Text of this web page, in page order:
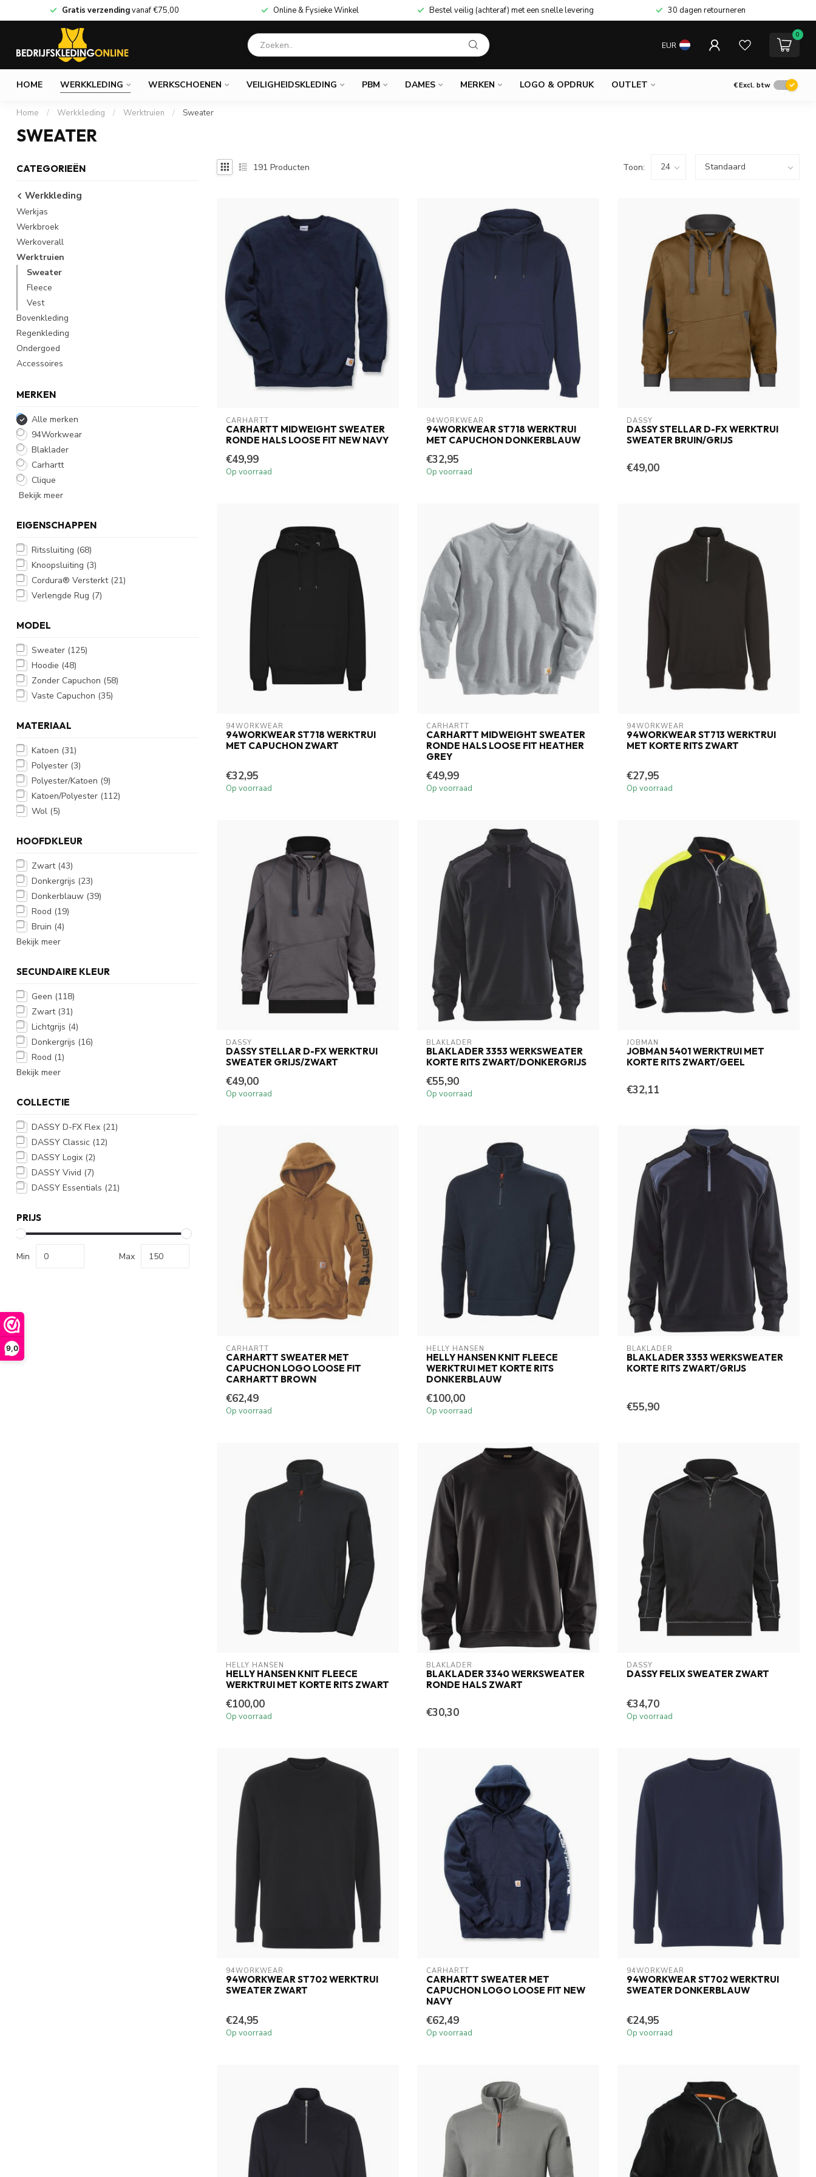
9,0
Gratis verzendingvanaf€75,00 Online & Fysieke Winkel Bestel veilig (achteraf) met een snelle levering 30 dagen retourneren
EUR
0
HOME WERKKLEDING WERKSCHOENEN VEILIGHEIDSKLEDING PBM DAMES MERKEN LOGO & OPDRUK OUTLET €Excl. btw
Home / Werkkleding / Werktruien / Sweater
SWEATER
CATEGORIEËN
Werkkleding
Werkjas
Werkbroek
Werkoverall
Werktruien
Sweater
Fleece
Vest
Bovenkleding
Regenkleding
Ondergoed
Accessoires
MERKEN
Alle merken
94Workwear
Blaklader
Carhartt
Clique
Bekijk meer
EIGENSCHAPPEN
Ritssluiting (68)
Knoopsluiting (3)
Cordura® Versterkt (21)
Verlengde Rug (7)
MODEL
Sweater (125)
Hoodie (48)
Zonder Capuchon (58)
Vaste Capuchon (35)
MATERIAAL
Katoen (31)
Polyester (3)
Polyester/Katoen (9)
Katoen/Polyester (112)
Wol (5)
HOOFDKLEUR
Zwart (43)
Donkergrijs (23)
Donkerblauw (39)
Rood (19)
Bruin (4)
Bekijk meer
SECUNDAIRE KLEUR
Geen (118)
Zwart (31)
Lichtgrijs (4)
Donkergrijs (16)
Rood (1)
Bekijk meer
COLLECTIE
DASSY D-FX Flex (21)
DASSY Classic (12)
DASSY Logix (2)
DASSY Vivid (7)
DASSY Essentials (21)
PRIJS
Min Max
191 Producten Toon:
CARHARTT
CARHARTT MIDWEIGHT SWEATER
RONDE HALS LOOSE FIT NEW NAVY
€49,99
Op voorraad
94WORKWEAR
94WORKWEAR ST718 WERKTRUI
MET CAPUCHON DONKERBLAUW
€32,95
Op voorraad
DASSY
DASSY STELLAR D-FX WERKTRUI
SWEATER BRUIN/GRIJS
€49,00
94WORKWEAR
94WORKWEAR ST718 WERKTRUI
MET CAPUCHON ZWART
€32,95
Op voorraad
CARHARTT
CARHARTT MIDWEIGHT SWEATER
RONDE HALS LOOSE FIT HEATHER
GREY
€49,99
Op voorraad
94WORKWEAR
94WORKWEAR ST713 WERKTRUI
MET KORTE RITS ZWART
€27,95
Op voorraad
DASSY
DASSY STELLAR D-FX WERKTRUI
SWEATER GRIJS/ZWART
€49,00
Op voorraad
BLAKLADER
BLAKLADER 3353 WERKSWEATER
KORTE RITS ZWART/DONKERGRIJS
€55,90
Op voorraad
JOBMAN
JOBMAN 5401 WERKTRUI MET
KORTE RITS ZWART/GEEL
€32,11
CARHARTT
CARHARTT SWEATER MET
CAPUCHON LOGO LOOSE FIT
CARHARTT BROWN
€62,49
Op voorraad
HELLY HANSEN
HELLY HANSEN KNIT FLEECE
WERKTRUI MET KORTE RITS
DONKERBLAUW
€100,00
Op voorraad
BLAKLADER
BLAKLADER 3353 WERKSWEATER
KORTE RITS ZWART/GRIJS
€55,90
HELLY HANSEN
HELLY HANSEN KNIT FLEECE
WERKTRUI MET KORTE RITS ZWART
€100,00
Op voorraad
BLAKLADER
BLAKLADER 3340 WERKSWEATER
RONDE HALS ZWART
€30,30
DASSY
DASSY FELIX SWEATER ZWART
€34,70
Op voorraad
94WORKWEAR
94WORKWEAR ST702 WERKTRUI
SWEATER ZWART
€24,95
Op voorraad
CARHARTT
CARHARTT SWEATER MET
CAPUCHON LOGO LOOSE FIT NEW
NAVY
€62,49
Op voorraad
94WORKWEAR
94WORKWEAR ST702 WERKTRUI
SWEATER DONKERBLAUW
€24,95
Op voorraad